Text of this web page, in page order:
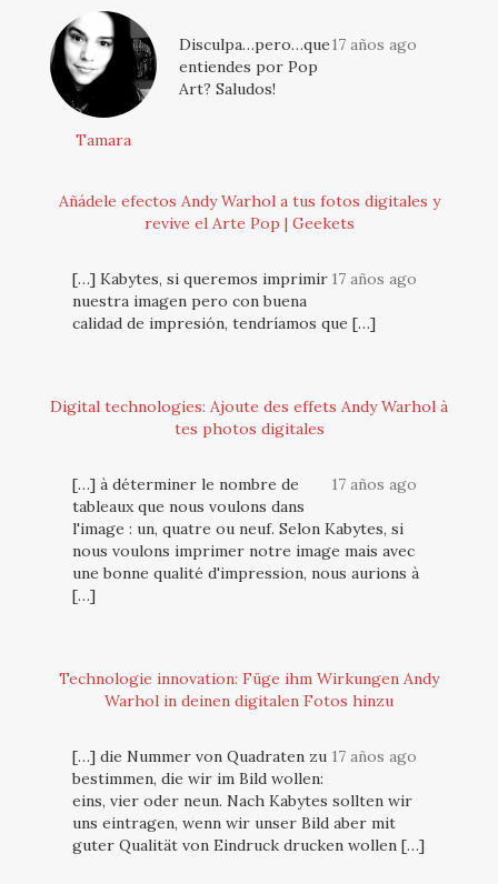
Tamara
17 años ago
Disculpa…pero…que
entiendes por Pop
Art? Saludos!
Añádele efectos Andy Warhol a tus fotos digitales y
revive el Arte Pop | Geekets
17 años ago
[…] Kabytes, si queremos imprimir
nuestra imagen pero con buena
calidad de impresión, tendríamos que […]
Digital technologies: Ajoute des effets Andy Warhol à
tes photos digitales
17 años ago
[…] à déterminer le nombre de
tableaux que nous voulons dans
l'image : un, quatre ou neuf. Selon Kabytes, si
nous voulons imprimer notre image mais avec
une bonne qualité d'impression, nous aurions à
[…]
Technologie innovation: Füge ihm Wirkungen Andy
Warhol in deinen digitalen Fotos hinzu
17 años ago
[…] die Nummer von Quadraten zu
bestimmen, die wir im Bild wollen:
eins, vier oder neun. Nach Kabytes sollten wir
uns eintragen, wenn wir unser Bild aber mit
guter Qualität von Eindruck drucken wollen […]